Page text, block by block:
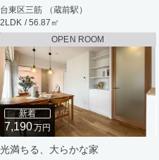
台東区三筋 （蔵前駅）
2LDK / 56.87㎡
OPEN ROOM
新着
7,190万円
光満ちる、大らかな家